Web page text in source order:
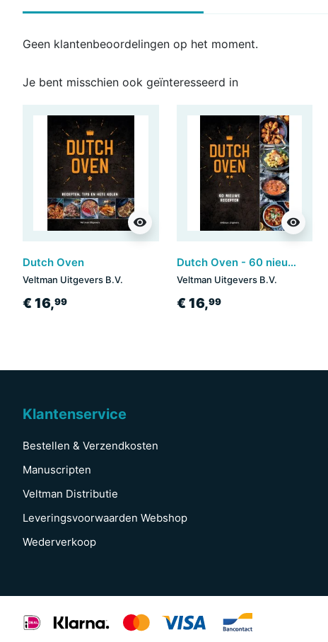
Geen klantenbeoordelingen op het moment.
Je bent misschien ook geïnteresseerd in
visibility
Dutch Oven
Veltman Uitgevers B.V.
€ 16,99
visibility
Dutch Oven - 60 nieuwe recepten
Veltman Uitgevers B.V.
€ 16,99
Klantenservice
Bestellen & Verzendkosten
Manuscripten
Veltman Distributie
Leveringsvoorwaarden Webshop
Wederverkoop